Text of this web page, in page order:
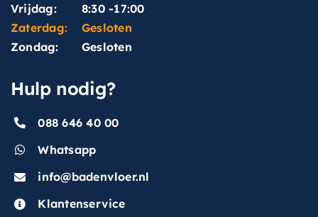
Vrijdag:
8:30 -17:00
Zaterdag:
Gesloten
Zondag:
Gesloten
Hulp nodig?
088 646 40 00
Whatsapp
info@badenvloer.nl
Klantenservice